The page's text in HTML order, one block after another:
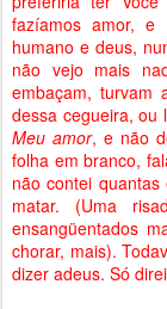
fazíamos amor,
humano e deus,
não vejo mais
embaçam, turvam
dessa cegueira, ou
Meu amor, e não
folha em branco,
não contei
matar. (Uma
ensangüentados
chorar, mais).
dizer adeus. Só
.